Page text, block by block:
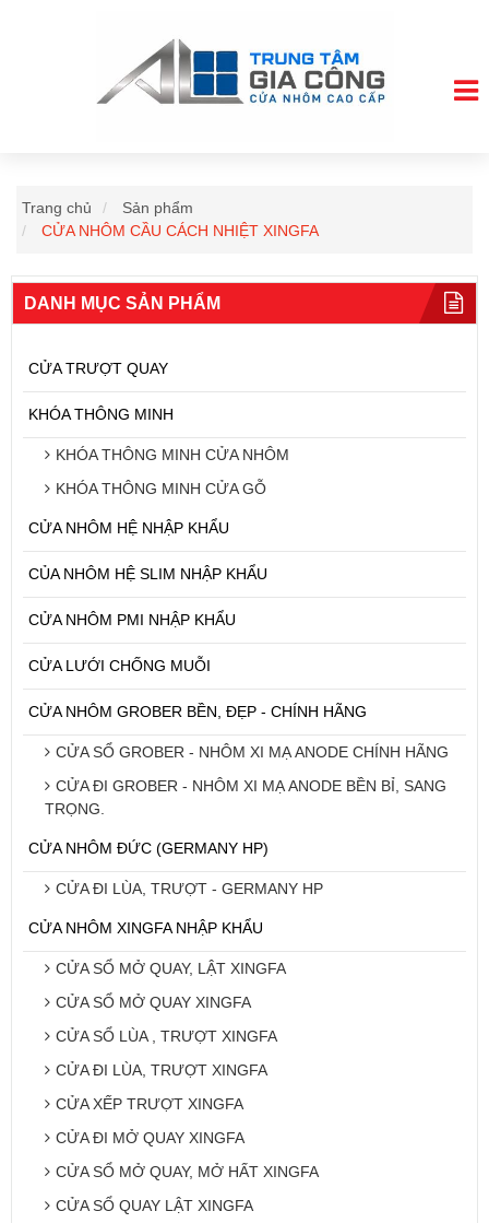
Trang chủ
Sản phẩm
CỬA NHÔM CẦU CÁCH NHIỆT XINGFA
DANH MỤC SẢN PHẨM
CỬA TRƯỢT QUAY
KHÓA THÔNG MINH
KHÓA THÔNG MINH CỬA NHÔM
KHÓA THÔNG MINH CỬA GỖ
CỬA NHÔM HỆ NHẬP KHẨU
CỦA NHÔM HỆ SLIM NHẬP KHẨU
CỬA NHÔM PMI NHẬP KHẨU
CỬA LƯỚI CHỐNG MUỖI
CỬA NHÔM GROBER BỀN, ĐẸP - CHÍNH HÃNG
CỬA SỔ GROBER - NHÔM XI MẠ ANODE CHÍNH HÃNG
CỬA ĐI GROBER - NHÔM XI MẠ ANODE BỀN BỈ, SANG
TRỌNG.
CỬA NHÔM ĐỨC (GERMANY HP)
CỬA ĐI LÙA, TRƯỢT - GERMANY HP
CỬA NHÔM XINGFA NHẬP KHẨU
CỬA SỔ MỞ QUAY, LẬT XINGFA
CỬA SỔ MỞ QUAY XINGFA
CỬA SỔ LÙA , TRƯỢT XINGFA
CỬA ĐI LÙA, TRƯỢT XINGFA
CỬA XẾP TRƯỢT XINGFA
CỬA ĐI MỞ QUAY XINGFA
CỬA SỔ MỞ QUAY, MỞ HẤT XINGFA
CỬA SỔ QUAY LẬT XINGFA